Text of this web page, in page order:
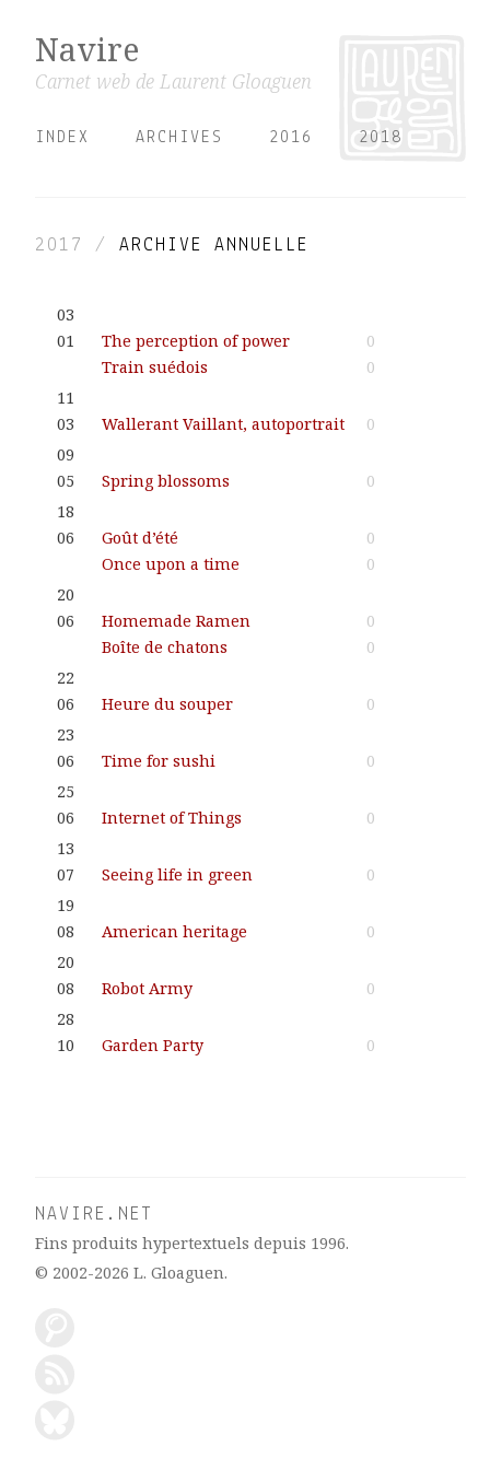
Navire
Carnet web de Laurent Gloaguen
INDEX ARCHIVES 2016 2018
2017 / ARCHIVE ANNUELLE
03
01
The perception of power
0
Train suédois
0
11
03
Wallerant Vaillant, autoportrait
0
09
05
Spring blossoms
0
18
06
Goût d’été
0
Once upon a time
0
20
06
Homemade Ramen
0
Boîte de chatons
0
22
06
Heure du souper
0
23
06
Time for sushi
0
25
06
Internet of Things
0
13
07
Seeing life in green
0
19
08
American heritage
0
20
08
Robot Army
0
28
10
Garden Party 0
NAVIRE.NET
Fins produits hypertextuels depuis 1996.
© 2002-2026 L. Gloaguen.